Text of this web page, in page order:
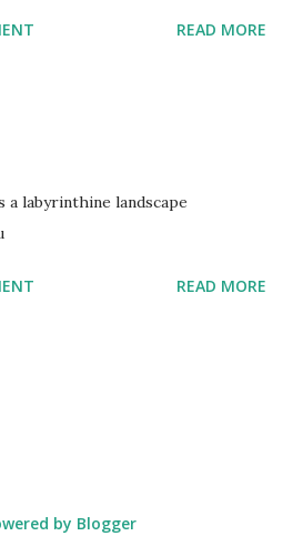
READ MORE
labyrinthine landscape
READ MORE
by Blogger